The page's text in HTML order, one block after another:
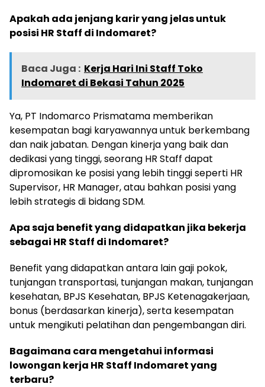
Apakah ada jenjang karir yang jelas untuk
posisi HR Staff di Indomaret?
Baca Juga : Kerja Hari Ini Staff Toko
Indomaret di Bekasi Tahun 2025
Ya, PT Indomarco Prismatama memberikan
kesempatan bagi karyawannya untuk berkembang
dan naik jabatan. Dengan kinerja yang baik dan
dedikasi yang tinggi, seorang HR Staff dapat
dipromosikan ke posisi yang lebih tinggi seperti HR
Supervisor, HR Manager, atau bahkan posisi yang
lebih strategis di bidang SDM.
Apa saja benefit yang didapatkan jika bekerja
sebagai HR Staff di Indomaret?
Benefit yang didapatkan antara lain gaji pokok,
tunjangan transportasi, tunjangan makan, tunjangan
kesehatan, BPJS Kesehatan, BPJS Ketenagakerjaan,
bonus (berdasarkan kinerja), serta kesempatan
untuk mengikuti pelatihan dan pengembangan diri.
Bagaimana cara mengetahui informasi
lowongan kerja HR Staff Indomaret yang
terbaru?